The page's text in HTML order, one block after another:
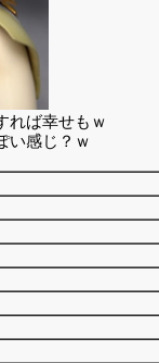
れば幸せもｗ
い感じ？ｗ